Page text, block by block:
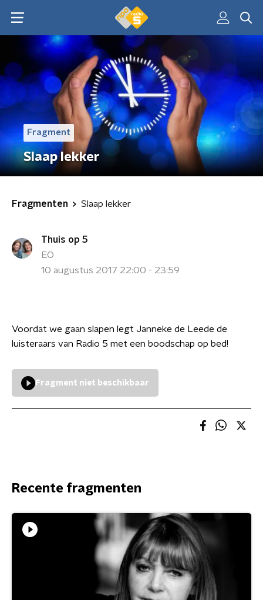
Fragment
Slaap lekker
Fragmenten Slaap lekker
Thuis op 5
EO
10 augustus 2017 22:00 - 23:59
Voordat we gaan slapen legt Janneke de Leede de
luisteraars van Radio 5 met een boodschap op bed!
Fragment niet beschikbaar
Recente fragmenten